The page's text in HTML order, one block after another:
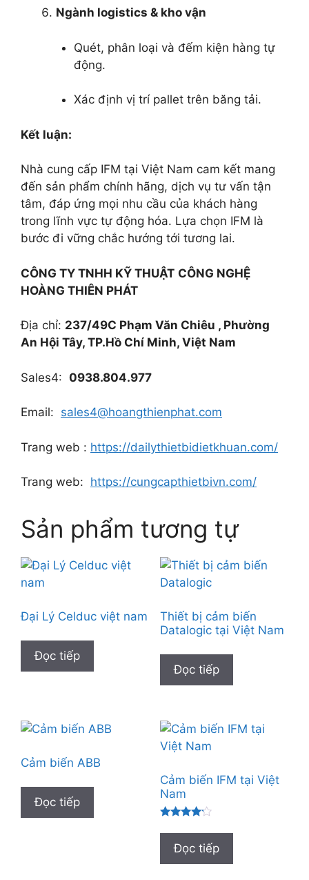
Ngành logistics & kho vận
Quét, phân loại và đếm kiện hàng tự
động.
Xác định vị trí pallet trên băng tải.
Kết luận:
Nhà cung cấp IFM tại Việt Nam cam kết mang
đến sản phẩm chính hãng, dịch vụ tư vấn tận
tâm, đáp ứng mọi nhu cầu của khách hàng
trong lĩnh vực tự động hóa. Lựa chọn IFM là
bước đi vững chắc hướng tới tương lai.
CÔNG TY TNHH KỸ THUẬT CÔNG NGHỆ
HOÀNG THIÊN PHÁT
Địa chỉ: 237/49C Phạm Văn Chiêu , Phường
An Hội Tây, TP.Hồ Chí Minh, Việt Nam
Sales4: 0938.804.977
Email: sales4@hoangthienphat.com
Trang web : https://dailythietbidietkhuan.com/
Trang web: https://cungcapthietbivn.com/
Sản phẩm tương tự
Đại Lý Celduc việt nam
Đọc tiếp
Thiết bị cảm biến
Datalogic tại Việt Nam
Đọc tiếp
Cảm biến ABB
Đọc tiếp
Cảm biến IFM tại Việt
Nam
xếp hạng
4.00
5 sao
Đọc tiếp